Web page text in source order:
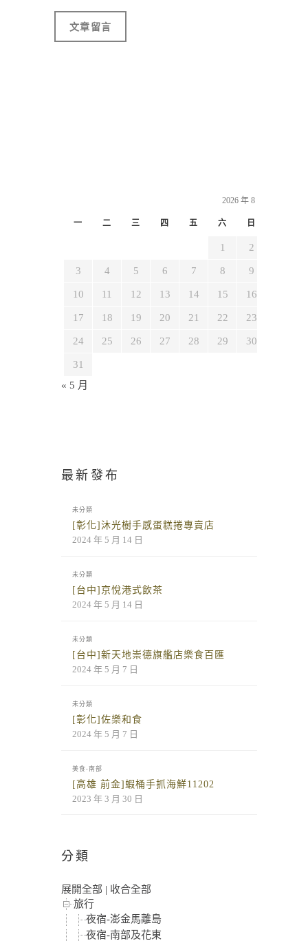
2026 年 8 月
一 二 三 四 五 六 日
1 2
3 4 5 6 7 8 9
10 11 12 13 14 15 16
17 18 19 20 21 22 23
24 25 26 27 28 29 30
31
« 5 月
最新發布
未分類
[彰化]沐光樹手感蛋糕捲專賣店
2024 年 5 月 14 日
未分類
[台中]京悅港式飲茶
2024 年 5 月 14 日
未分類
[台中]新天地崇德旗艦店樂食百匯
2024 年 5 月 7 日
未分類
[彰化]佐樂和食
2024 年 5 月 7 日
美食-南部
[高雄 前金]蝦桶手抓海鮮11202
2023 年 3 月 30 日
分類
展開全部 | 收合全部
旅行
夜宿-澎金馬離島
夜宿-南部及花東